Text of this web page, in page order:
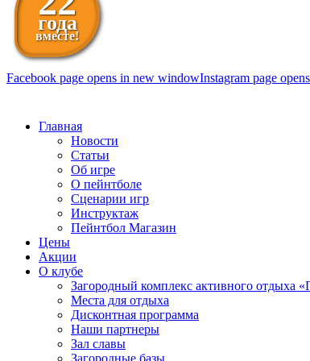
года
вместе!
Facebook page opens in new windowInstagram page
Главная
Новости
Статьи
Об игре
О пейнтболе
Сценарии игр
Инструктаж
Пейнтбол Магазин
Цены
Акции
О клубе
Загородный комплекс активного отдыха
Места для отдыха
Дисконтная программа
Наши партнеры
Зал славы
Загородные базы